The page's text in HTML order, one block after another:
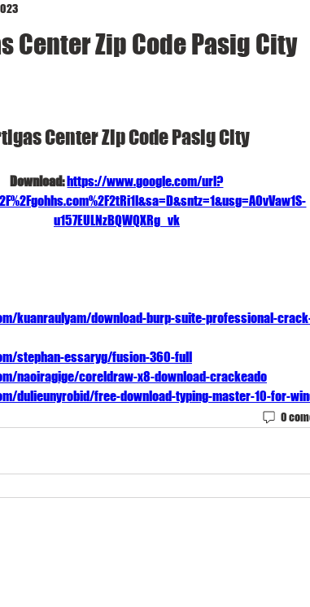
Center Zip Code Pasig City
Center Zip Code Pasig City
Download: https://www.google.com/url?
u157EULNzBQWQXRg_vk
kuanraulyam/download-burp-suite-professional-
stephan-essaryg/fusion-360-full
naoiragige/coreldraw-x8-download-crackeado
dulieunyrobid/free-download-typing-master-10-for-
0